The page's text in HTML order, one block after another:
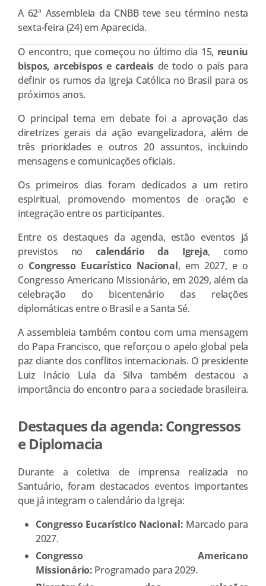
A 62ª Assembleia da CNBB teve seu término nesta
sexta-feira (24) em Aparecida.
O encontro, que começou no último dia 15, reuniu
bispos, arcebispos e cardeais de todo o país para
definir os rumos da Igreja Católica no Brasil para os
próximos anos.
O principal tema em debate foi a aprovação das
diretrizes gerais da ação evangelizadora, além de
três prioridades e outros 20 assuntos, incluindo
mensagens e comunicações oficiais.
Os primeiros dias foram dedicados a um retiro
espiritual, promovendo momentos de oração e
integração entre os participantes.
Entre os destaques da agenda, estão eventos já
previstos nocalendário da Igreja, como
o Congresso Eucarístico Nacional, em 2027, e o
Congresso Americano Missionário, em 2029, além da
celebração do bicentenário das relações
diplomáticas entre o Brasil e a Santa Sé.
A assembleia também contou com uma mensagem
do Papa Francisco, que reforçou o apelo global pela
paz diante dos conflitos internacionais. O presidente
Luiz Inácio Lula da Silva também destacou a
importância do encontro para a sociedade brasileira.
Destaques da agenda: Congressos
e Diplomacia
Durante a coletiva de imprensa realizada no
Santuário, foram destacados eventos importantes
que já integram o calendário da Igreja:
Congresso Eucarístico Nacional: Marcado para
2027.
Congresso Americano
Missionário: Programado para 2029.